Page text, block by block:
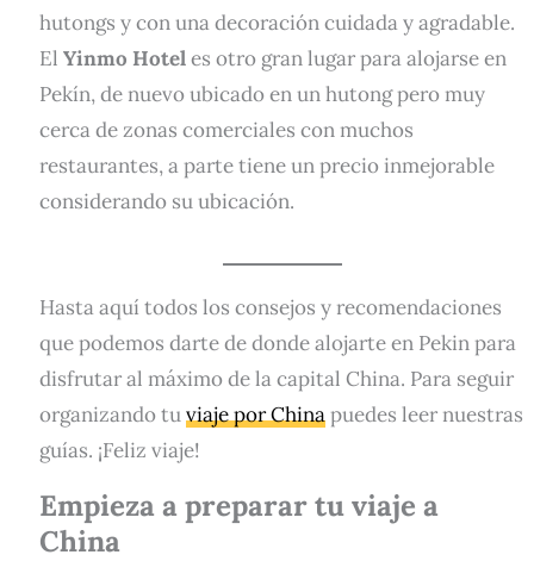
hutongs y con una decoración cuidada y agradable.
El Yinmo Hoteles otro gran lugar para alojarse en
Pekín, de nuevo ubicado en un hutong pero muy
cerca de zonas comerciales con muchos
restaurantes, a parte tiene un precio inmejorable
considerando su ubicación.
Hasta aquí todos los consejos y recomendaciones
que podemos darte de donde alojarte en Pekin para
disfrutar al máximo de la capital China. Para seguir
organizando tuviaje por Chinapuedes leer nuestras
guías. ¡Feliz viaje!
Empieza a preparar tu viaje a
China